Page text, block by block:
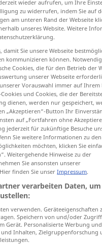
anklicken/
the truth of
of
ground,
Behauptung etc FIG
fundierenBehauptung
wieder aufrufen, um Ihre
zu widerrufen, indem Sie auf
am unteren Rand der Webseite
unseres Website. Weitere
damit Sie unsere Webseite
kommunizieren können.
Cookies, die für den Betrieb der
unserer Webseite
Vorauswahl immer auf Ihrem
und Cookies, die der
dienen, werden nur gespeichert,
„Akzeptieren“-Button Ihr
auf „Fortfahren ohne
jederzeit für zukünftige Besuche
Sie weitere Informationen zu
möchten, klicken Sie
Weitergehende Hinweise zu der
Sie ansonsten unserer
finden Sie unserImpressum.
verarbeiten Daten, um
verwenden. Geräteeigenschaften
Speichern von und/oder
Gerät. Personalisierte Werbung
Inhalten, Zielgruppenforschung